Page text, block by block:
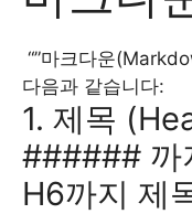
“”마크다운
다음과 같습니다:
1. 제목
###### 까
H6까지 제